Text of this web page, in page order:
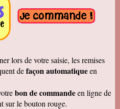
MERCI MERCI Je
coordonnées à mon
Merci beaucoup, j'aurai
envoyer dont du super8.
lors de votre saisie, les remises
defaçon automatiqueen
bon de commandeen ligne de
sur le bouton rouge.